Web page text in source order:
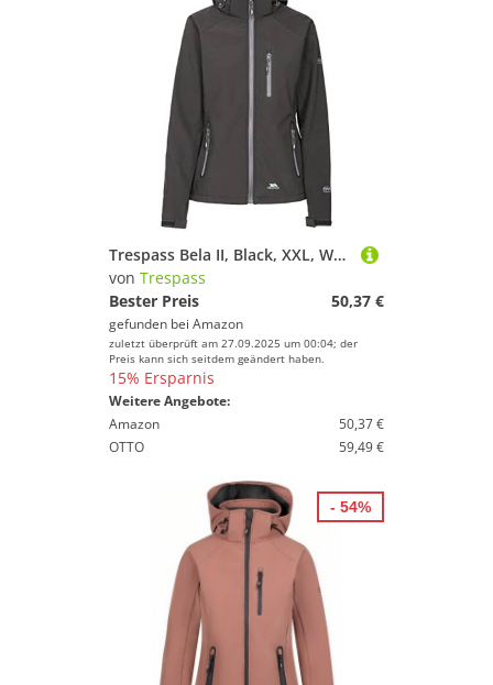
Trespass Bela II, Black, XXL, Wasserdichte Softshelljacke mit abnehmbarer Kapuze für Damen, XX-Large / 2XL / 2X-Large, Schwarz
von Trespass
Bester Preis
50,37 €
gefunden bei Amazon
zuletzt überprüft am 27.09.2025 um 00:04; der
Preis kann sich seitdem geändert haben.
15% Ersparnis
Weitere Angebote:
Amazon
50,37 €
OTTO
59,49 €
- 54%